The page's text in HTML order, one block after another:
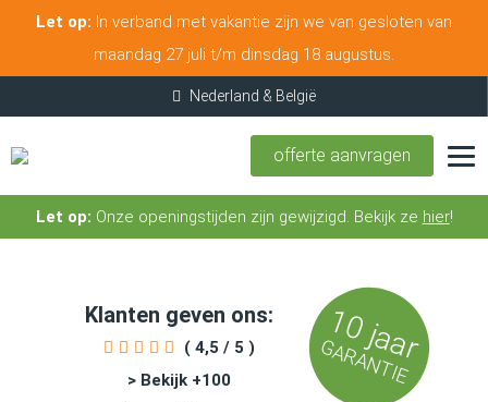
Let op: In verband met vakantie zijn we van gesloten van
maandag 27 juli t/m dinsdag 18 augustus.
offerte aanvragen
Let op: Onze openingstijden zijn gewijzigd. Bekijk ze hier!
Klanten geven ons:
( 4,5 / 5 )
> Bekijk +100
10 jaar
GARANTIE